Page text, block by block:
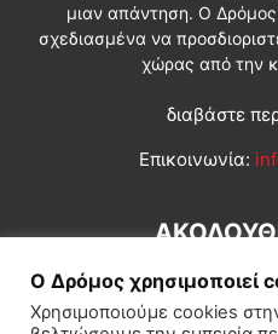
μιαν απάντηση. Ο Δρόμος
σχεδιασμένα να
χώρας από την
διαβάστε
Επικοινωνία:
Ο Δρόμος χρησιμοποιεί
Χρησιμοποιούμε cookies